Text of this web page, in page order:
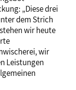
„Diese drei
dem Strich
wir heute
wir
Leistungen